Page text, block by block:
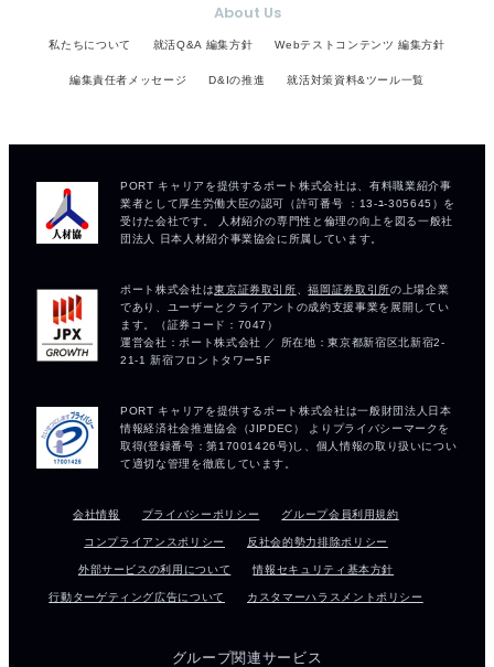
About Us
私たちについて 就活Q&A 編集方針 Webテストコンテンツ 編集方針
編集責任者メッセージ D&Iの推進 就活対策資料&ツール一覧
会社情報 プライバシーポリシー グループ会員利用規約
コンプライアンスポリシー 反社会的勢力排除ポリシー
外部サービスの利用について 情報セキュリティ基本方針
行動ターゲティング広告について カスタマーハラスメントポリシー